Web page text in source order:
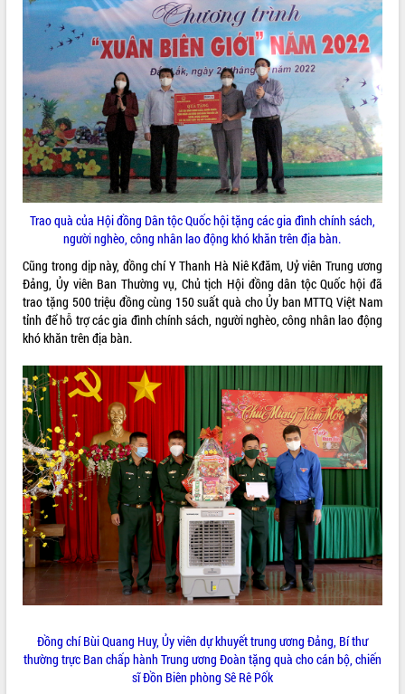
THỐNG KÊ TRUY CẬP
82
Tất cả:
66085750
Trao quà của Hội đồng Dân tộc Quốc hội tặng các gia đình chính sách,
người nghèo, công nhân lao động khó khăn trên địa bàn.
Cũng trong dịp này, đồng chí Y Thanh Hà Niê Kđăm, Uỷ viên Trung ương
Đảng, Ủy viên Ban Thường vụ, Chủ tịch Hội đồng dân tộc Quốc hội đã
trao tặng 500 triệu đồng cùng 150 suất quà cho Ủy ban MTTQ Việt Nam
tỉnh để hỗ trợ các gia đình chính sách, người nghèo, công nhân lao động
khó khăn trên địa bàn.
Đồng chí Bùi Quang Huy, Ủy viên dự khuyết trung ương Đảng, Bí thư
thường trực Ban chấp hành Trung ương Đoàn tặng quà cho cán bộ, chiến
sĩ Đồn Biên phòng Sê Rê Pốk